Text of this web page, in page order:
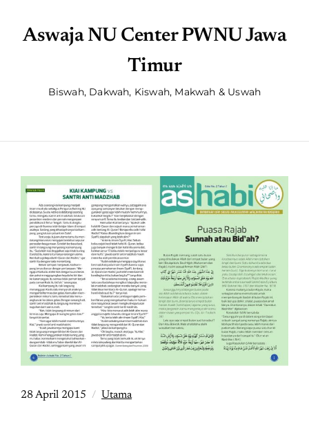
Aswaja NU Center PWNU Jawa
Timur
Biswah, Dakwah, Kiswah, Makwah & Uswah
28 April 2015 Utama